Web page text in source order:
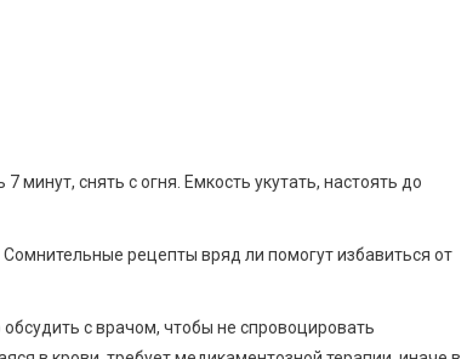
минут, снять с огня. Емкость укутать, настоять до
рецепты вряд ли помогут избавиться от
с врачом, чтобы не спровоцировать